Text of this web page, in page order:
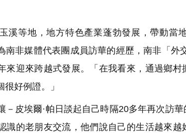
溪等地，地方特色產業蓬勃發展，帶動當
南非媒體代表團成員訪華的經歷，南非「外
來迎來跨越式發展。「在我看來，通過鄉
好例證。」
皮埃爾·帕日談起自己時隔20多年再次訪
識的老朋友交流，他們說自己的生活越來